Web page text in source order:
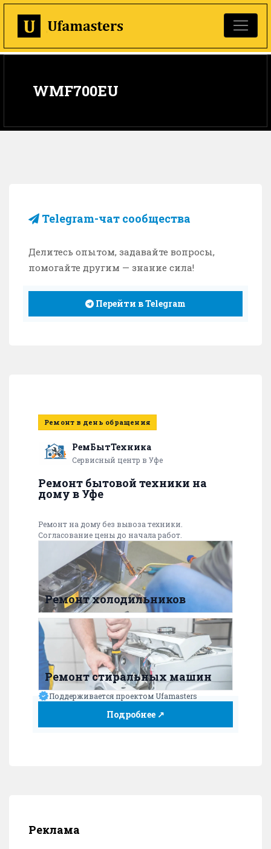
WMF700EU
Telegram-чат сообщества
Делитесь опытом, задавайте вопросы,
помогайте другим — знание сила!
Перейти в Telegram
Ремонт в день обращения
РемБытТехника
Сервисный центр в Уфе
Ремонт бытовой техники на
дому в Уфе
Ремонт на дому без вывоза техники.
Согласование цены до начала работ.
Ремонт холодильников
Ремонт стиральных машин
Поддерживается проектом Ufamasters
Подробнее ↗
Реклама